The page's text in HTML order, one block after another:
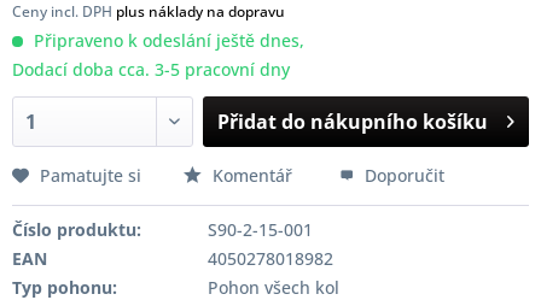
Ceny incl. DPH plus náklady na dopravu
Připraveno k odeslání ještě dnes,
Dodací doba cca. 3-5 pracovní dny
Přidat do nákupního košíku
Pamatujte si Komentář Doporučit
Číslo produktu:
S90-2-15-001
EAN
4050278018982
Typ pohonu:
Pohon všech kol